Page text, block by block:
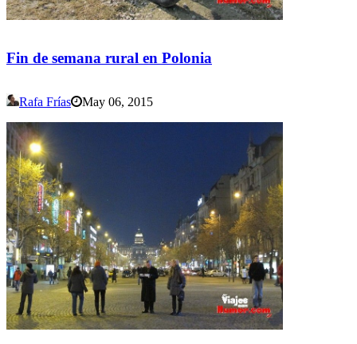
Fin de semana rural en Polonia
Rafa Frías May 06, 2015